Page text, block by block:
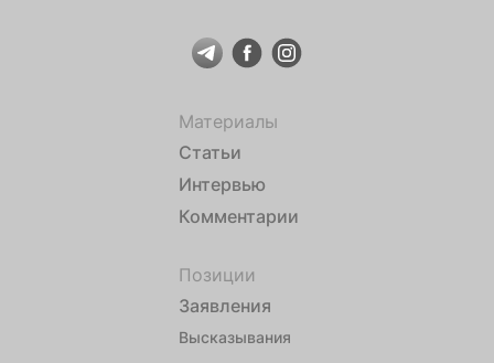
Материалы
Статьи
Интервью
Комментарии
Позиции
Заявления
Высказывания